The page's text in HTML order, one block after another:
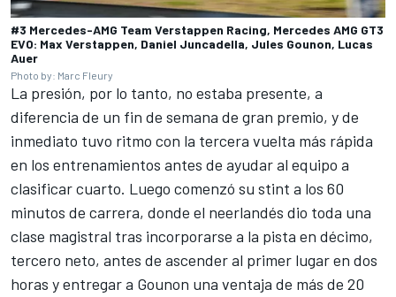
#3 Mercedes-AMG Team Verstappen Racing, Mercedes AMG GT3
EVO: Max Verstappen, Daniel Juncadella, Jules Gounon, Lucas
Auer
Photo by: Marc Fleury
La presión, por lo tanto, no estaba presente, a
diferencia de un fin de semana de gran premio, y de
inmediato tuvo ritmo con la tercera vuelta más rápida
en los entrenamientos antes de ayudar al equipo a
clasificar cuarto. Luego comenzó su stint a los 60
minutos de carrera, donde el neerlandés dio toda una
clase magistral tras incorporarse a la pista en décimo,
tercero neto, antes de ascender al primer lugar en dos
horas y entregar a Gounon una ventaja de más de 20